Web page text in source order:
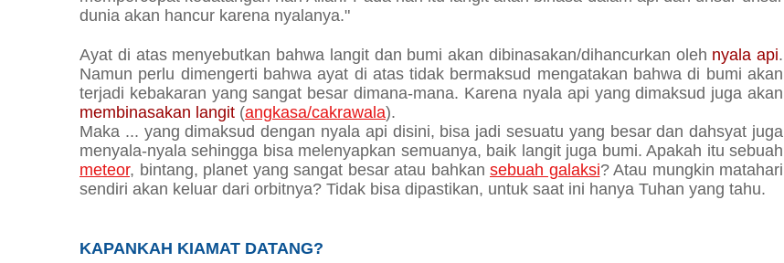
dunia akan hancur karena nyalanya."
Ayat di atas menyebutkan bahwa langit dan bumi akan dibinasakan/dihancurkan oleh nyala api.
Namun perlu dimengerti bahwa ayat di atas tidak bermaksud mengatakan bahwa di bumi akan
terjadi kebakaran yang sangat besar dimana-mana. Karena nyala api yang dimaksud juga akan
membinasakan langit (angkasa/cakrawala).
Maka ... yang dimaksud dengan nyala api disini, bisa jadi sesuatu yang besar dan dahsyat juga
menyala-nyala sehingga bisa melenyapkan semuanya, baik langit juga bumi. Apakah itu sebuah
meteor, bintang, planet yang sangat besar atau bahkan sebuah galaksi? Atau mungkin matahari
sendiri akan keluar dari orbitnya? Tidak bisa dipastikan, untuk saat ini hanya Tuhan yang tahu.
KAPANKAH KIAMAT DATANG?